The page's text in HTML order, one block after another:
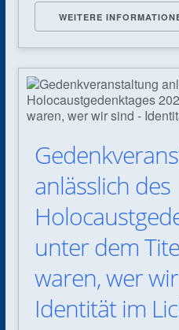
WEITERE
anlässlich des
unter dem
waren, wer
Identität im